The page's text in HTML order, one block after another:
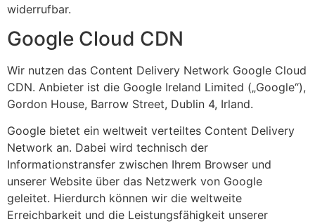
widerrufbar.
Google Cloud CDN
Wir nutzen das Content Delivery Network Google Cloud
CDN. Anbieter ist die Google Ireland Limited („Google“),
Gordon House, Barrow Street, Dublin 4, Irland.
Google bietet ein weltweit verteiltes Content Delivery
Network an. Dabei wird technisch der
Informationstransfer zwischen Ihrem Browser und
unserer Website über das Netzwerk von Google
geleitet. Hierdurch können wir die weltweite
Erreichbarkeit und die Leistungsfähigkeit unserer